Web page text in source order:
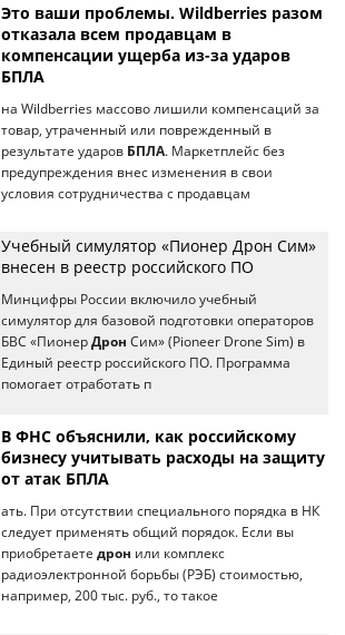
Это ваши проблемы. Wildberries разом
отказала всем продавцам в
компенсации ущерба из-за ударов
БПЛА
на Wildberries массово лишили компенсаций за
товар, утраченный или поврежденный в
результате ударов БПЛА. Маркетплейс без
предупреждения внес изменения в свои
условия сотрудничества с продавцам
Учебный симулятор «Пионер Дрон Сим»
внесен в реестр российского ПО
Минцифры России включило учебный
симулятор для базовой подготовки операторов
БВС «Пионер Дрон Сим» (Pioneer Drone Sim) в
Единый реестр российского ПО. Программа
помогает отработать п
В ФНС объяснили, как российскому
бизнесу учитывать расходы на защиту
от атак БПЛА
ать. При отсутствии специального порядка в НК
следует применять общий порядок. Если вы
приобретаете дрон или комплекс
радиоэлектронной борьбы (РЭБ) стоимостью,
например, 200 тыс. руб., то такое